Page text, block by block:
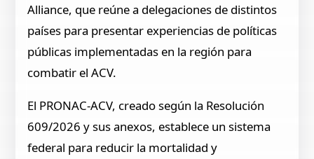
Alliance, que reúne a delegaciones de distintos
países para presentar experiencias de políticas
públicas implementadas en la región para
combatir el ACV.
El PRONAC-ACV, creado según la Resolución
609/2026 y sus anexos, establece un sistema
federal para reducir la mortalidad y